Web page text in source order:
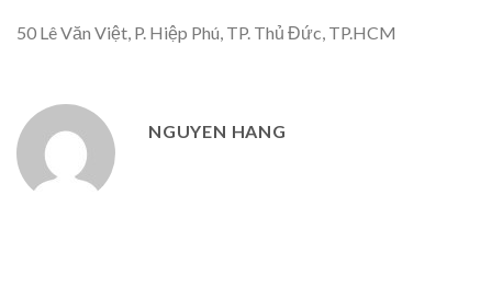
50 Lê Văn Việt, P. Hiệp Phú, TP. Thủ Đức, TP.HCM
NGUYEN HANG